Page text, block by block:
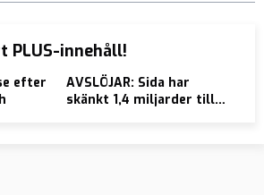
PLUS-innehåll!
efter
AVSLÖJAR: Sida har
skänkt 1,4 miljarder till